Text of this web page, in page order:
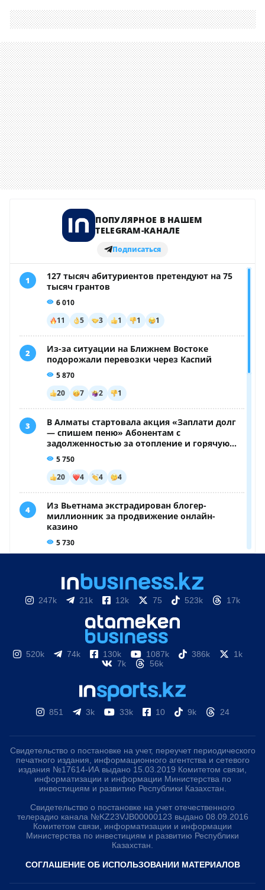
247k 21k 12k 75 523k 17k
520k 74k 130k 1087k 386k
1k
7k
56k
851 3k 33k 10 9k 24
Свидетельство о постановке на учет, переучет периодического
печатного издания, информационного агентства и сетевого
издания №17614-ИА выдано 15.03.2019 Комитетом связи,
информатизации и информации Министерства по
инвестициям и развитию Республики Казахстан.
Свидетельство о постановке на учет отечественного
телерадио канала №KZ23VJB00000123 выдано 08.09.2016
Комитетом связи, информатизации и информации
Министерства по инвестициям и развитию Республики
Казахстан.
СОГЛАШЕНИЕ ОБ ИСПОЛЬЗОВАНИИ МАТЕРИАЛОВ